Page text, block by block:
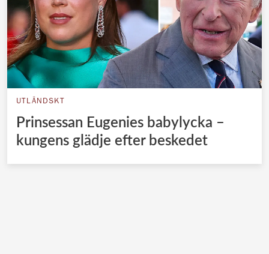
UTLÄNDSKT
Prinsessan Eugenies babylycka –
kungens glädje efter beskedet